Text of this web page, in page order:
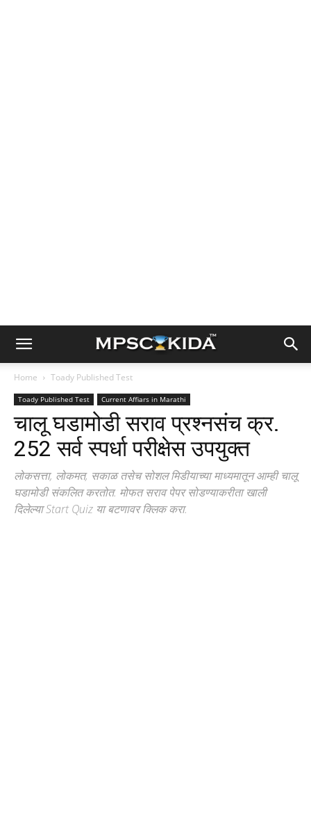
Home Toady Published Test
Toady Published Test Current Affiars in Marathi
चालू घडामोडी सराव प्रश्नसंच क्र.
252 सर्व स्पर्धा परीक्षेस उपयुक्त
लोकसत्ता, लोकमत, सकाळ तसेच सोशल मिडीयाच्या माध्यमातून आम्ही चालू
घडामोडी संकलित करतोत. मोफत सराव पेपर सोडण्याकरीता खाली
दिलेल्या Start Quiz या बटणावर क्लिक करा.